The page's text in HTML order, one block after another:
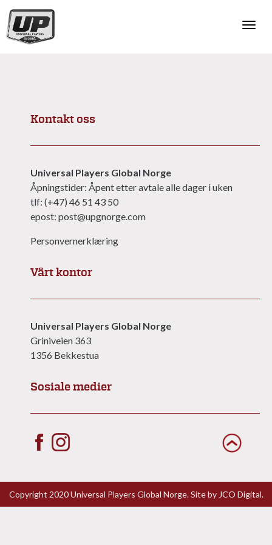
Kontakt oss
Universal Players Global Norge
Åpningstider: Åpent etter avtale alle dager i uken
tlf: (+47) 46 51 43 50
epost: post@upgnorge.com
Personvernerklæring
Vårt kontor
Universal Players Global Norge
Griniveien 363
1356 Bekkestua
Sosiale medier
Copyright 2020 Universal Players Global Norge. Site by JCO Digital.